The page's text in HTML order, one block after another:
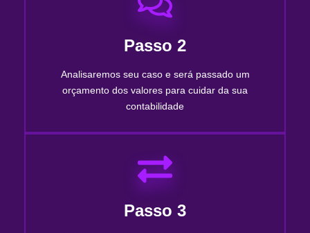
Passo 2
Analisaremos seu caso e será passado um
orçamento dos valores para cuidar da sua
contabilidade
Passo 3